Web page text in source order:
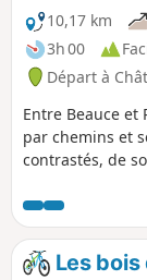
10,17 km
3h 00
Départ à
Entre Beauce et
par chemins et
contrastés, de
qui régnaient à
Les bois